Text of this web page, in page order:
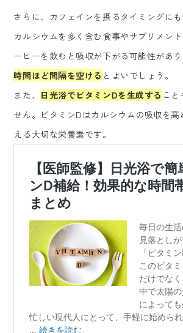
さらに、カフェインを摂るタイミングにも
カルシウムを多く含む食事やサプリメン
ーヒーを飲むと吸収が下がる可能性があり
時間ほど間隔を空ける とよいでしょう。
また、 日光浴でビタミンDを生成する こ
せん。ビタミンDはカルシウムの吸収を
える大切な栄養素です。